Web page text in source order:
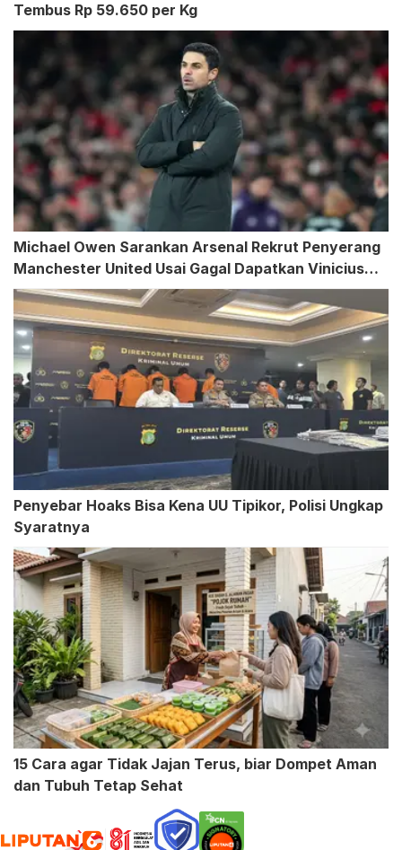
Tembus Rp 59.650 per Kg
Michael Owen Sarankan Arsenal Rekrut Penyerang
Manchester United Usai Gagal Dapatkan Vinicius
Junior
Penyebar Hoaks Bisa Kena UU Tipikor, Polisi Ungkap
Syaratnya
15 Cara agar Tidak Jajan Terus, biar Dompet Aman
dan Tubuh Tetap Sehat